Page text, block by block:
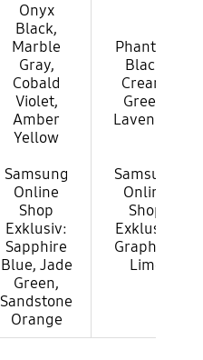
Onyx
Black,
Marble
Gray,
Cobald
Violet,
Amber
Yellow
Samsung
Online
Shop
Exklusiv:
Sapphire
Blue, Jade
Green,
Sandstone
Orange
Phantom
Black,
Cream,
Green,
Lavender
Samsung
Online
Shop
Exklusiv:
Graphite,
Lime